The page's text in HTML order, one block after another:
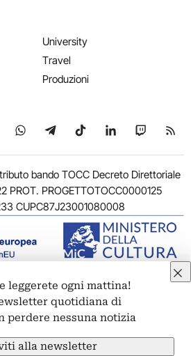
University
Travel
Produzioni
X su YouTube
Seguici su WhatsApp
Seguici su Telegram
Seguici su TikTok
Seguici su
Seguici
bando TOCC Decreto Direttoriale
PROT. PROGETTOTOCC0000125
CUPC87J23001080008
srl – Corso Vittorio Emanuele II, 287 –
protezione dei dati personali
Emanuele II, 287 – 00186 Roma
leggerete ogni mattina!
quotidiana di
perdere nessuna notizia
alla newsletter